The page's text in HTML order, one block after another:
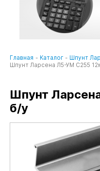
Главная - Каталог - Шпунт
Шпунт Ларсена Л5-УМ С255
Шпунт
б/у